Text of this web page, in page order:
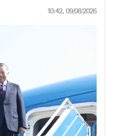
10:42, 09/08/2026